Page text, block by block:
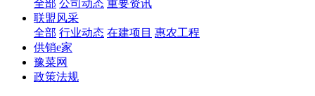
全部 公司动态 重要资讯
联盟风采
全部 行业动态 在建项目 惠农工程
供销e家
豫菜网
政策法规